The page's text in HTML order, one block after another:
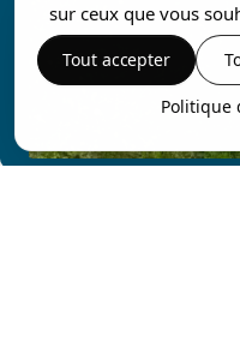
sur ceux que vous
Tout accepter
Politique